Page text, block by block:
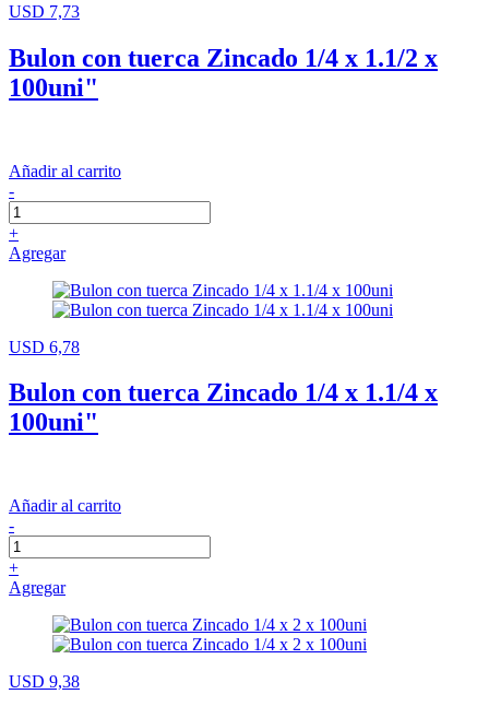
USD 7,73
Bulon con tuerca Zincado 1/4 x 1.1/2 x
100uni"
Añadir al carrito
-
+
Agregar
USD 6,78
Bulon con tuerca Zincado 1/4 x 1.1/4 x
100uni"
Añadir al carrito
-
+
Agregar
USD 9,38